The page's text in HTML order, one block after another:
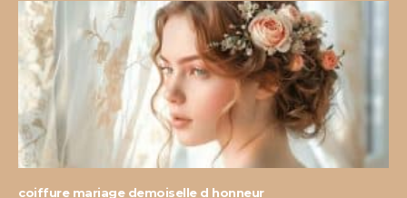
coiffure mariage demoiselle d honneur